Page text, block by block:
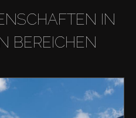
IN
BEREICHEN